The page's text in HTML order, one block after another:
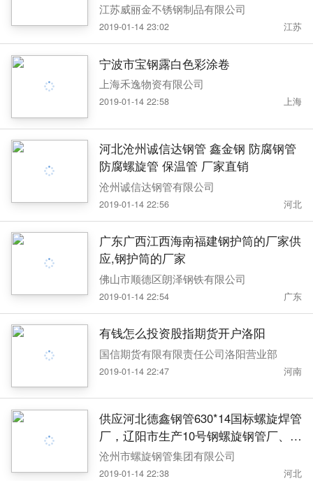
江苏威丽金不锈钢制品有限公司
2019-01-14 23:02 江苏
宁波市宝钢露白色彩涂卷
上海禾逸物资有限公司
2019-01-14 22:58 上海
河北沧州诚信达钢管 鑫金钢 防腐钢管
防腐螺旋管 保温管 厂家直销
沧州诚信达钢管有限公司
2019-01-14 22:56 河北
广东广西江西海南福建钢护筒的厂家供
应,钢护筒的厂家
佛山市顺德区朗泽钢铁有限公司
2019-01-14 22:54 广东
有钱怎么投资股指期货开户洛阳
国信期货有限有限责任公司洛阳营业部
2019-01-14 22:47 河南
供应河北德鑫钢管630*14国标螺旋焊管
厂，辽阳市生产10号钢螺旋钢管厂、灯
塔市20钢国标螺旋焊管厂、沈阳市打桩
螺旋钢管
沧州市螺旋钢管集团有限公司
2019-01-14 22:38 河北